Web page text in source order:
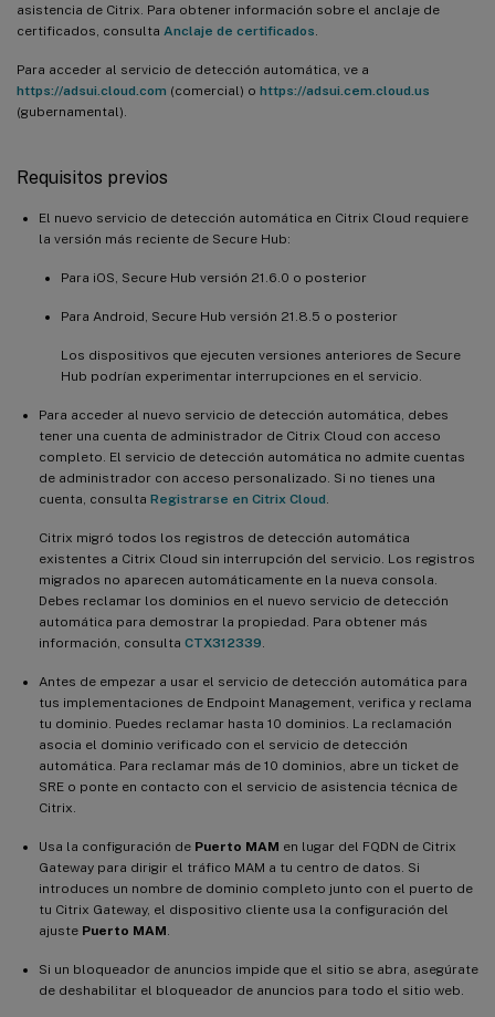
asistencia de Citrix. Para obtener información sobre el anclaje de
certificados, consulta Anclaje de certificados
Para acceder al servicio de detección automática, ve a
https://adsui.cloud.com (comercial) o https://adsui.cem.cloud.us
(gubernamental).
Requisitos previos
El nuevo servicio de detección automática en Citrix Cloud requiere
la versión más reciente de Secure Hub:
Para iOS, Secure Hub versión 21.6.0 o posterior
Para Android, Secure Hub versión 21.8.5 o posterior
Los dispositivos que ejecuten versiones anteriores de Secure
Hub podrían experimentar interrupciones en el servicio.
Para acceder al nuevo servicio de detección automática, debes
tener una cuenta de administrador de Citrix Cloud con acceso
completo. El servicio de detección automática no admite cuentas
de administrador con acceso personalizado. Si no tienes una
cuenta, consulta Registrarse en Citrix Cloud
Citrix migró todos los registros de detección automática
existentes a Citrix Cloud sin interrupción del servicio. Los registros
migrados no aparecen automáticamente en la nueva consola.
Debes reclamar los dominios en el nuevo servicio de detección
automática para demostrar la propiedad. Para obtener más
información, consulta CTX312339
Antes de empezar a usar el servicio de detección automática para
tus implementaciones de Endpoint Management, verifica y reclama
tu dominio. Puedes reclamar hasta 10 dominios. La reclamación
asocia el dominio verificado con el servicio de detección
automática. Para reclamar más de 10 dominios, abre un ticket de
SRE o ponte en contacto con el servicio de asistencia técnica de
Citrix.
Usa la configuración de Puerto MAM en lugar del FQDN de Citrix
Gateway para dirigir el tráfico MAM a tu centro de datos. Si
introduces un nombre de dominio completo junto con el puerto de
tu Citrix Gateway, el dispositivo cliente usa la configuración del
ajuste Puerto MAM
Si un bloqueador de anuncios impide que el sitio se abra, asegúrate
de deshabilitar el bloqueador de anuncios para todo el sitio web.